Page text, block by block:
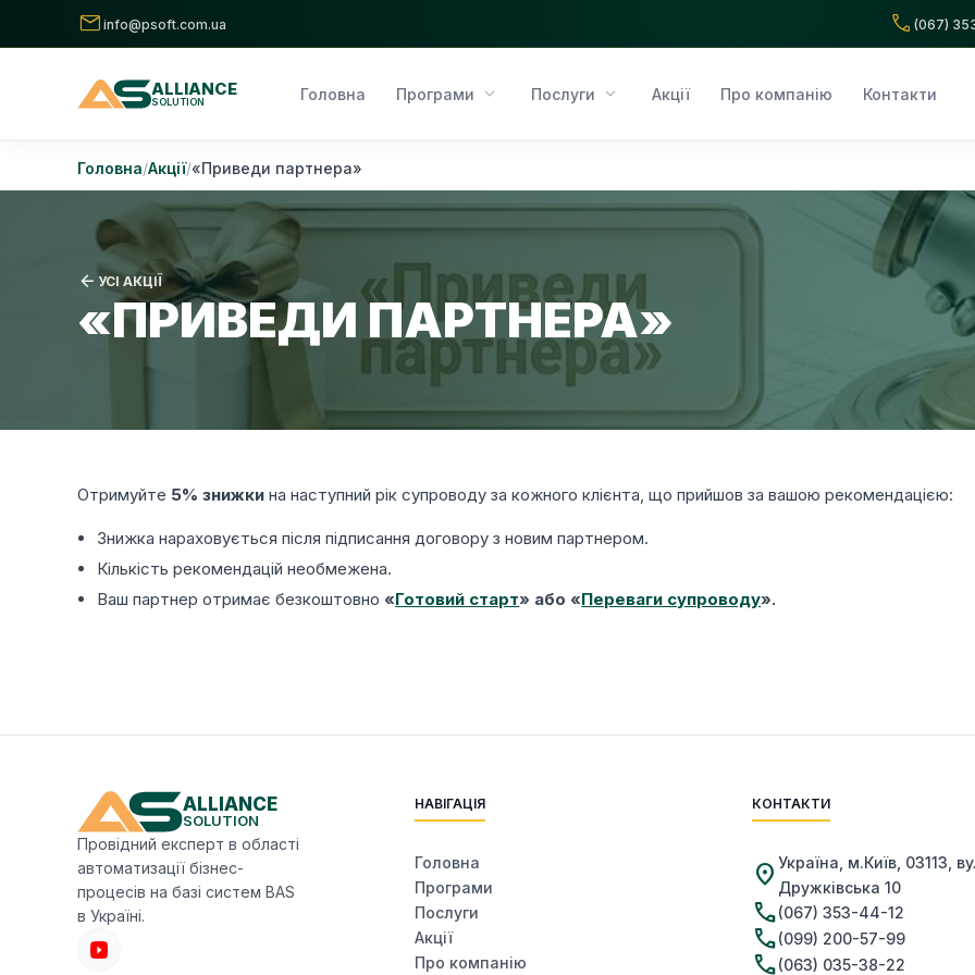
mail info@psoft.com.ua call (067)
ALLIANCE
SOLUTION Головна Програми expand_more Послуги expand_more Акції Про компанію Контакти
Головна Акції «Приведи партнера»
arrow_back УСІ АКЦІЇ
«ПРИВЕДИ ПАРТНЕРА»
Отримуйте 5% знижкина наступний рік супроводу за кожного клієнта, що прийшов за вашою рекомендацією:
Знижка нараховується після підписання договору з новим партнером.
Кількість рекомендацій необмежена.
Ваш партнер отримає безкоштовно«Готовий старт» або «Переваги супроводу».
ALLIANCE
SOLUTION
Провідний експерт в області
автоматизації бізнес-
процесів на базі систем BAS
в Україні.
НАВІГАЦІЯ
Головна
Програми
Послуги
Акції
Про компанію
КОНТАКТИ
place Україна, м.Київ, 03113,
Дружківська 10
call(067) 353-44-12
call(099) 200-57-99
call(063) 035-38-22